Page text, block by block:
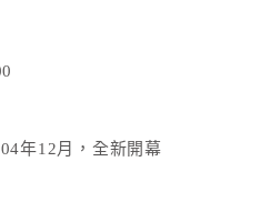
年12月，全新開幕